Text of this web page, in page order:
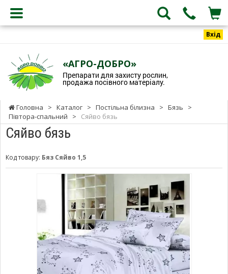
Вхід
«АГРО-ДОБРО»
Препарати для захисту рослин,
продажа посівного матеріалу.
Головна > Каталог > Постільна білизна > Бязь
>
Півтора-спальний
> Сяйво бязь
Сяйво бязь
Код товару: Бяз Сяйво 1,5